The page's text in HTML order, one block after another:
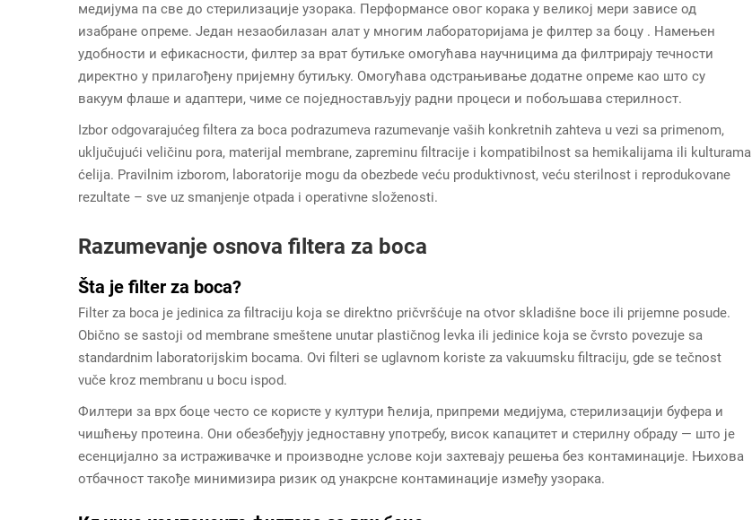
медијума па све до стерилизације узорака. Перформансе овог корака у великој мери зависе од
изабране опреме. Један незаобилазан алат у многим лабораторијама је филтер за боцу . Намењен
удобности и ефикасности, филтер за врат бутиљке омогућава научницима да филтрирају течности
директно у прилагођену пријемну бутиљку. Омогућава одстрањивање додатне опреме као што су
вакуум флаше и адаптери, чиме се поједностављују радни процеси и побољшава стерилност.
Izbor odgovarajućeg filtera za boca podrazumeva razumevanje vaših konkretnih zahteva u vezi sa primenom,
uključujući veličinu pora, materijal membrane, zapreminu filtracije i kompatibilnost sa hemikalijama ili kulturama
ćelija. Pravilnim izborom, laboratorije mogu da obezbede veću produktivnost, veću sterilnost i reprodukovane
rezultate – sve uz smanjenje otpada i operativne složenosti.
Razumevanje osnova filtera za boca
Šta je filter za boca?
Filter za boca je jedinica za filtraciju koja se direktno pričvršćuje na otvor skladišne boce ili prijemne posude.
Obično se sastoji od membrane smeštene unutar plastičnog levka ili jedinice koja se čvrsto povezuje sa
standardnim laboratorijskim bocama. Ovi filteri se uglavnom koriste za vakuumsku filtraciju, gde se tečnost
vuče kroz membranu u bocu ispod.
Филтери за врх боце често се користе у култури ћелија, припреми медијума, стерилизацији буфера и
чишћењу протеина. Они обезбеђују једноставну употребу, висок капацитет и стерилну обраду — што је
есенцијално за истраживачке и производне услове који захтевају решења без контаминације. Њихова
отбачност такође минимизира ризик од унакрсне контаминације између узорака.